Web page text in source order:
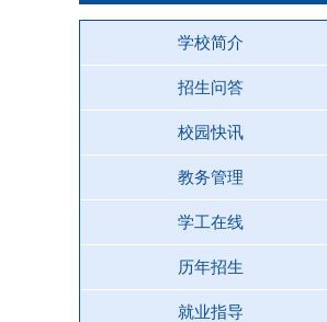
学校简介
招生问答
校园快讯
教务管理
学工在线
历年招生
就业指导